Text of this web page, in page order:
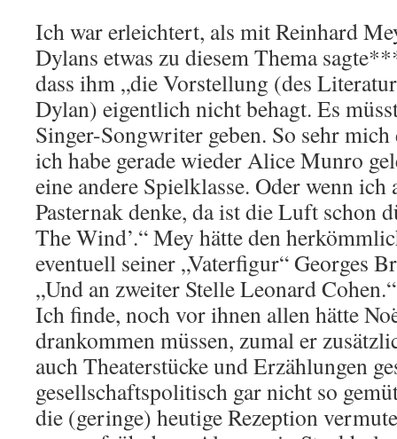
Ich war erleichtert, als mit Reinhard
Dylans etwas zu diesem Thema
dass ihm „die Vorstellung (des
Dylan) eigentlich nicht behagt. Es
Singer-Songwriter geben. So sehr
ich habe gerade wieder Alice Munro
eine andere Spielklasse. Oder wenn
Pasternak denke, da ist die Luft schon
The Wind’.“ Mey hätte den
eventuell seiner „Vaterfigur“ Georges
„Und an zweiter Stelle Leonard Cohen.“
Ich finde, noch vor ihnen allen hätte
drankommen müssen, zumal er
auch Theaterstücke und Erzählungen
gesellschaftspolitisch gar nicht so
die (geringe) heutige Rezeption